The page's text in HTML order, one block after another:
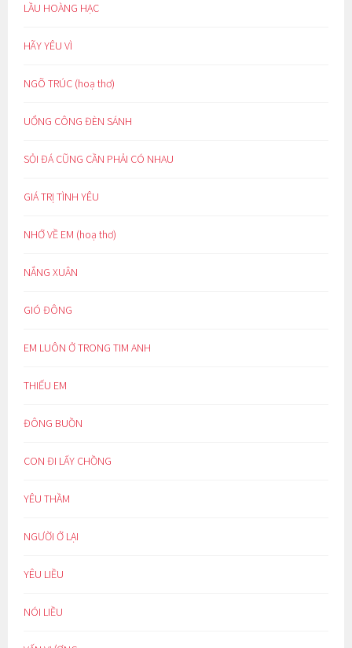
LẦU HOÀNG HẠC
HÃY YÊU VÌ
NGÕ TRÚC (hoạ thơ)
UỔNG CÔNG ĐÈN SÁNH
SỎI ĐÁ CŨNG CẦN PHẢI CÓ NHAU
GIÁ TRỊ TÌNH YÊU
NHỚ VỀ EM (hoạ thơ)
NẮNG XUÂN
GIÓ ĐÔNG
EM LUÔN Ở TRONG TIM ANH
THIẾU EM
ĐÔNG BUỒN
CON ĐI LẤY CHỒNG
YÊU THẦM
NGƯỜI Ở LẠI
YÊU LIỀU
NÓI LIỀU